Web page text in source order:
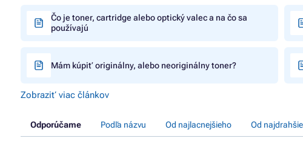
Čo je toner, cartridge alebo optický valec a na čo sa
používajú
Mám kúpiť originálny, alebo neoriginálny toner?
Zobraziť viac článkov
Odporúčame Podľa názvu Od najlacnejšieho Od